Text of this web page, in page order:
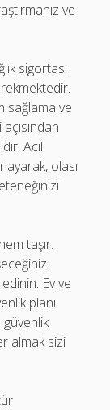
ve
sigortası
sağlama ve
Acil
olası
taşır.
Ev ve
planı
almak sizi